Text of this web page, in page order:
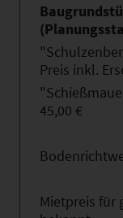
Preis inkl.
45,00 €
Mietpreis für